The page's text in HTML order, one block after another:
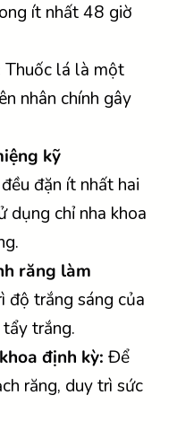
ít nhất 48 giờ
Thuốc lá là một
nhân chính gây
kỹ
đặn ít nhất hai
dụng chỉ nha khoa
răng làm
độ trắng sáng của
trắng.
định kỳ: Để
răng, duy trì sức